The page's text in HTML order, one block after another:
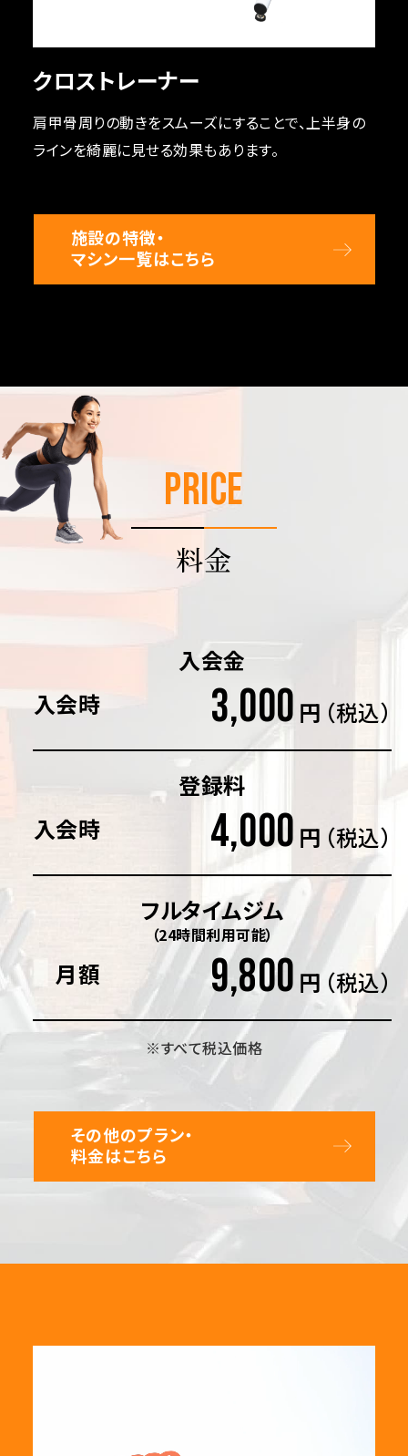
クロストレーナー
肩甲骨周りの動きをスムーズにすることで、上半身の
ラインを綺麗に見せる効果もあります。
施設の特徴・
マシン一覧はこちら
PRICE
料金
入会金
入会時
3,000 円 （税込）
登録料
入会時
4,000 円 （税込）
フルタイムジム
（24時間利用可能）
月額 9,800 円 （税込）
※すべて税込価格
その他のプラン・
料金はこちら